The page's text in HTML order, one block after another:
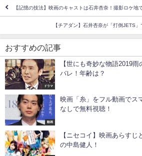
【記憶の技法】映画のキャストは石井杏奈！撮影ロケ地
【チアダン】石井杏奈が「打倒JETS
おすすめの記事
ドラマ
【世にも奇妙な物語2019
バレ！年齢は？
動画
映画「糸」をフル動画でス
なしで無料視聴！
【ニセコイ】映画あらす
の中島健人！